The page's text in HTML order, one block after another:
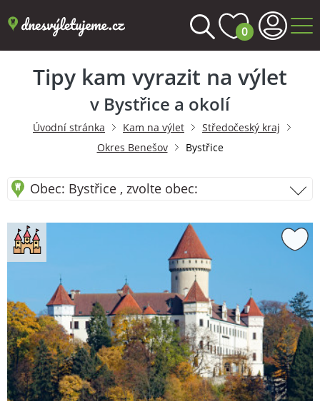
0
Tipy kam vyrazit na výlet
v Bystřice a okolí
Úvodní stránka Kam na výlet
Středočeský kraj
Okres Benešov
Bystřice
Obec: Bystřice , zvolte obec: